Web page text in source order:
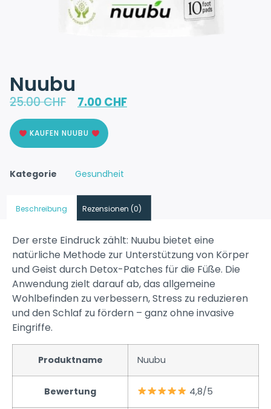
Nuubu
25.00CHF 7.00CHF
KAUFEN NUUBU
Kategorie Gesundheit
Beschreibung Rezensionen (0)
Der erste Eindruck zählt: Nuubu bietet eine
natürliche Methode zur Unterstützung von Körper
und Geist durch Detox-Patches für die Füße. Die
Anwendung zielt darauf ab, das allgemeine
Wohlbefinden zu verbessern, Stress zu reduzieren
und den Schlaf zu fördern – ganz ohne invasive
Eingriffe.
Produktname Nuubu
Bewertung 4,8/5